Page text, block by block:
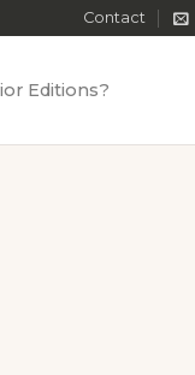
Contact
Editions?